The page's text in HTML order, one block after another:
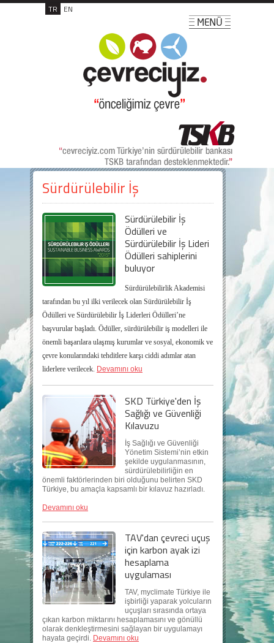
TR EN
Sürdürülebilir İş
Sürdürülebilir İş
Ödülleri ve
Sürdürülebilir İş Lideri
Ödülleri sahiplerini
buluyor
Sürdürülebilirlik Akademisi
tarafından bu yıl ilki verilecek olan Sürdürülebilir İş
Ödülleri ve Sürdürülebilir İş Liderleri Ödülleri’ne
başvurular başladı. Ödüller, sürdürülebilir iş modelleri ile
önemli başarılara ulaşmış kurumlar ve sosyal, ekonomik ve
çevre konularındaki tehditlere karşı ciddi adımlar atan
liderlere verilecek. Devamını oku
SKD Türkiye'den İş
Sağlığı ve Güvenliği
Kılavuzu
İş Sağlığı ve Güvenliği
Yönetim Sistemi’nin etkin
şekilde uygulanmasının,
sürdürülebilirliğin en
önemli faktörlerinden biri olduğunu belirten SKD
Türkiye, bu amaçla kapsamlı bir kılavuz hazırladı.
Devamını oku
TAV'dan çevreci uçuş
için karbon ayak izi
hesaplama
uygulaması
TAV, myclimate Türkiye ile
işbirliği yaparak yolcuların
uçuşları sırasında ortaya
çıkan karbon miktarını hesaplamasını ve gönüllü
olarak denkleştirmesini sağlayan bir uygulamayı
hayata geçirdi. Devamını oku